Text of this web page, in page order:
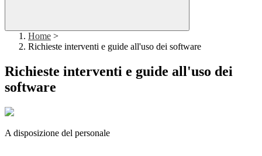
Home >
Richieste interventi e guide all'uso dei software
Richieste interventi e guide all'uso dei
software
A disposizione del personale